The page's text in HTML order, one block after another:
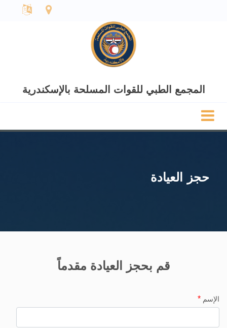
المجمع الطبي للقوات المسلحة بالإسكندرية
حجز العيادة
قم بحجز العيادة مقدماً
الإسم*